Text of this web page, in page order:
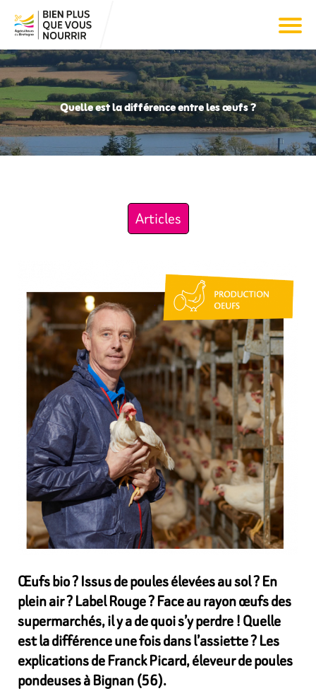
Quelle est la différence entre les œufs ?
Articles
Œufs bio ? Issus de poules élevées au sol ? En
plein air ? Label Rouge ? Face au rayon œufs des
supermarchés, il y a de quoi s’y perdre ! Quelle
est la différence une fois dans l’assiette ? Les
explications de Franck Picard, éleveur de poules
pondeuses à Bignan (56).